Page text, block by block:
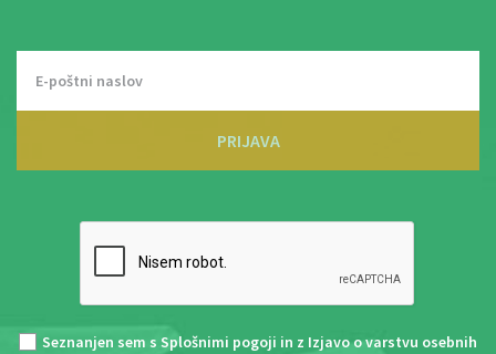
PRIJAVA
Seznanjen sem s Splošnimi pogoji in z Izjavo o varstvu osebnih